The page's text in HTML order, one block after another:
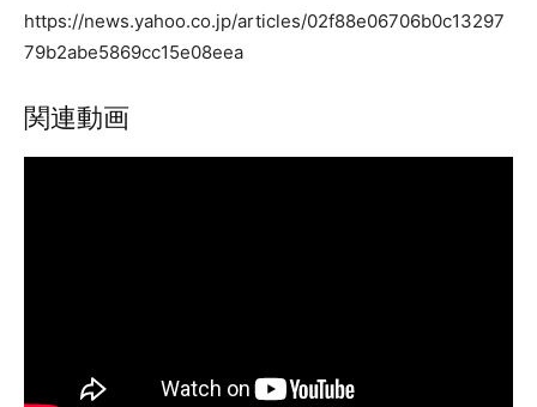
https://news.yahoo.co.jp/articles/02f88e06706b0c13297
79b2abe5869cc15e08eea
関連動画